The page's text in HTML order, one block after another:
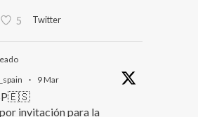
5 Twitter
· 9 Mar
invitación para la